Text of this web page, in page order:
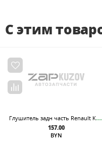
С этим
Глу
шитель задн часть Renault Kaptur I 1,6L (2016-2022). Нерж.
157.00
BYN